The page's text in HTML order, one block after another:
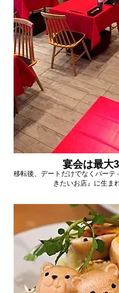
宴会は最大
移転後、デートだけでなくパーテ
きたいお店』に生ま